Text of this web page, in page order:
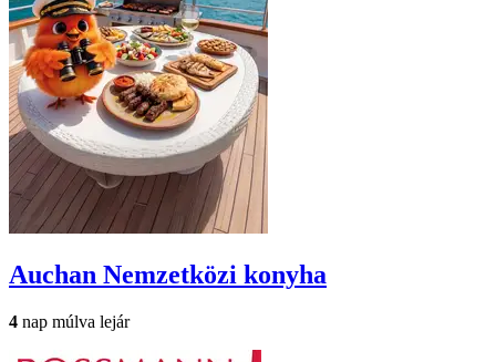
Auchan Nemzetközi konyha
4 nap múlva lejár